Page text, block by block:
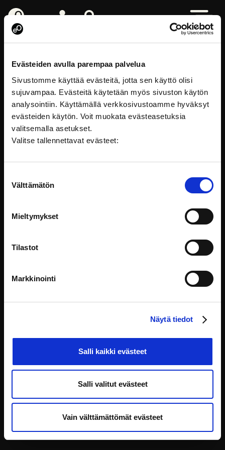
Evästeiden avulla parempaa palvelua
Sivustomme käyttää evästeitä, jotta sen käyttö olisi
sujuvampaa. Evästeitä käytetään myös sivuston käytön
analysointiin. Käyttämällä verkkosivustoamme hyväksyt
evästeiden käytön. Voit muokata evästeasetuksia
valitsemalla asetukset.
Valitse tallennettavat evästeet:
valinta
Välttämätön
Mieltymykset
Tilastot
Markkinointi
Näytä tiedot
Salli kaikki evästeet
Salli valitut evästeet
Vain välttämättömät evästeet
eOppiva - Homepage
Log in Search from site Open
This site is maintained by:
Yliopistonkatu 5, 00100 Helsinki
FAQ
Accessibility Statement for the eOppiva Service